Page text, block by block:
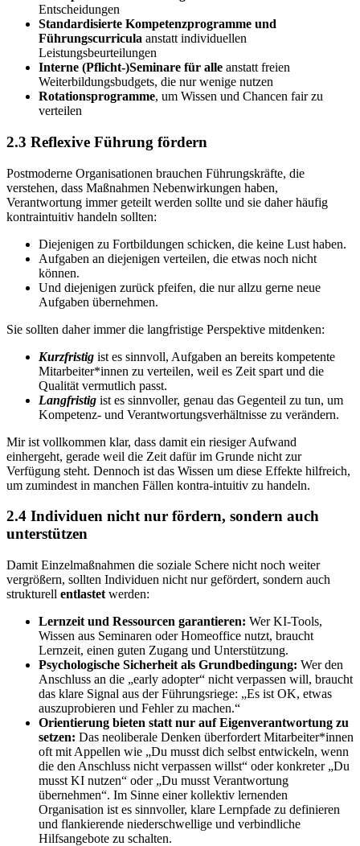
Entscheidungen
Standardisierte Kompetenzprogramme und
Führungscurricula anstatt individuellen
Leistungsbeurteilungen
Interne (Pflicht-)Seminare für alle anstatt freien
Weiterbildungsbudgets, die nur wenige nutzen
Rotationsprogramme, um Wissen und Chancen fair zu
verteilen
2.3 Reflexive Führung fördern
Postmoderne Organisationen brauchen Führungskräfte, die
verstehen, dass Maßnahmen Nebenwirkungen haben,
Verantwortung immer geteilt werden sollte und sie daher häufig
kontraintuitiv handeln sollten:
Diejenigen zu Fortbildungen schicken, die keine Lust haben.
Aufgaben an diejenigen verteilen, die etwas noch nicht
können.
Und diejenigen zurück pfeifen, die nur allzu gerne neue
Aufgaben übernehmen.
Sie sollten daher immer die langfristige Perspektive mitdenken:
Kurzfristig ist es sinnvoll, Aufgaben an bereits kompetente
Mitarbeiter*innen zu verteilen, weil es Zeit spart und die
Qualität vermutlich passt.
Langfristig ist es sinnvoller, genau das Gegenteil zu tun, um
Kompetenz- und Verantwortungsverhältnisse zu verändern.
Mir ist vollkommen klar, dass damit ein riesiger Aufwand
einhergeht, gerade weil die Zeit dafür im Grunde nicht zur
Verfügung steht. Dennoch ist das Wissen um diese Effekte hilfreich,
um zumindest in manchen Fällen kontra-intuitiv zu handeln.
2.4 Individuen nicht nur fördern, sondern auch
unterstützen
Damit Einzelmaßnahmen die soziale Schere nicht noch weiter
vergrößern, sollten Individuen nicht nur gefördert, sondern auch
strukturell entlastet werden:
Lernzeit und Ressourcen garantieren: Wer KI-Tools,
Wissen aus Seminaren oder Homeoffice nutzt, braucht
Lernzeit, einen guten Zugang und Unterstützung.
Psychologische Sicherheit als Grundbedingung: Wer den
Anschluss an die „early adopter“ nicht verpassen will, braucht
das klare Signal aus der Führungsriege: „Es ist OK, etwas
auszuprobieren und Fehler zu machen.“
Orientierung bieten statt nur auf Eigenverantwortung zu
setzen: Das neoliberale Denken überfordert Mitarbeiter*innen
oft mit Appellen wie „Du musst dich selbst entwickeln, wenn
die den Anschluss nicht verpassen willst“ oder konkreter „Du
musst KI nutzen“ oder „Du musst Verantwortung
übernehmen“. Im Sinne einer kollektiv lernenden
Organisation ist es sinnvoller, klare Lernpfade zu definieren
und flankierende niederschwellige und verbindliche
Hilfsangebote zu schalten.